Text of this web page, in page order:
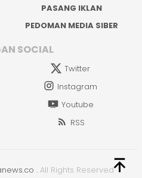
PASANG IKLAN
PEDOMAN MEDIA SIBER
SOCIAL
Twitter
Instagram
Youtube
RSS
. All Rights Reserved